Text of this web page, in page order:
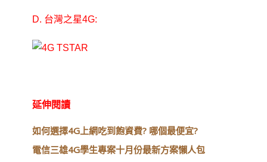
D. 台灣之星4G:
延伸閱讀
如何選擇4G上網吃到飽資費? 哪個最便宜?
電信三雄4G學生專案十月份最新方案懶人包